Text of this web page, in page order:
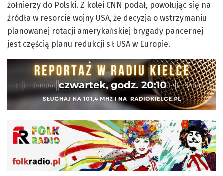
żołnierzy do Polski. Z kolei CNN podał, powołując się na
źródła w resorcie wojny USA, że decyzja o wstrzymaniu
planowanej rotacji amerykańskiej brygady pancernej
jest częścią planu redukcji sił USA w Europie.